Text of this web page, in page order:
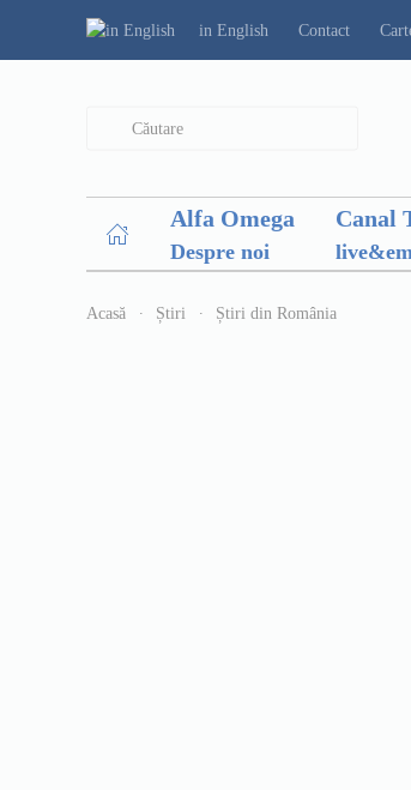
in English Contact
Alfa Omega
Despre noi
Canal
Acasă Știri Știri din România